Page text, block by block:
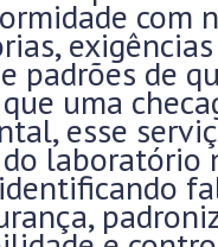
com
padrões de
uma
esse
laboratório